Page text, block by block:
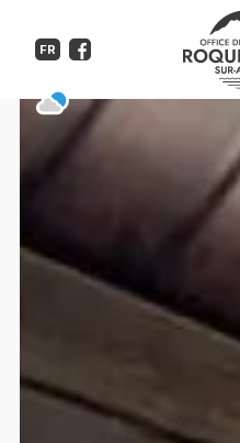
FR
La Gaillarde -